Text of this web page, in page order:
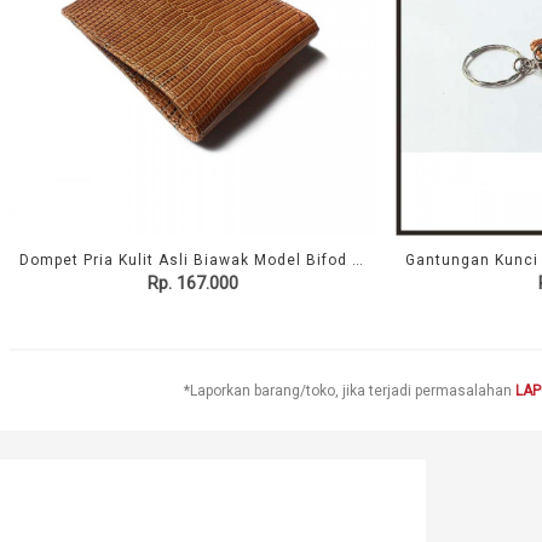
Rp. 167.000
*Laporkan barang/toko, jika terjadi permasalahan